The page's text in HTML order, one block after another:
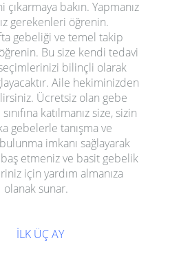
çıkarmaya bakın. Yapmanız
gerekenleri öğrenin.
gebeliği ve temel takip
Bu size kendi tedavi
seçimlerinizi bilinçli olarak
Aile hekiminizden
Ücretsiz olan gebe
katılmanız size, sizin
gebelerle tanışma ve
imkanı sağlayarak
baş etmeniz ve basit gebelik
için yardım almanıza
olanak sunar.
İLK ÜÇ AY